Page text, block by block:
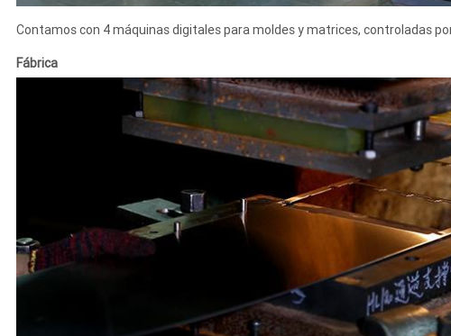
Contamos con 4 máquinas digitales para moldes y matrices, controladas
Fábrica